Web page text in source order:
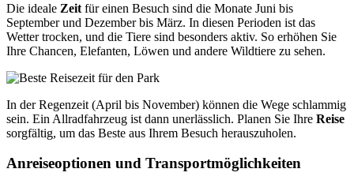
Die ideale Zeit für einen Besuch sind die Monate Juni bis
September und Dezember bis März. In diesen Perioden ist das
Wetter trocken, und die Tiere sind besonders aktiv. So erhöhen Sie
Ihre Chancen, Elefanten, Löwen und andere Wildtiere zu sehen.
In der Regenzeit (April bis November) können die Wege schlammig
sein. Ein Allradfahrzeug ist dann unerlässlich. Planen Sie Ihre Reise
sorgfältig, um das Beste aus Ihrem Besuch herauszuholen.
Anreiseoptionen und Transportmöglichkeiten